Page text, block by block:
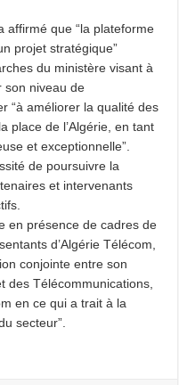
affirmé que “la plateforme
projet stratégique”
du ministère visant à
son niveau de
“à améliorer la qualité des
place de l’Algérie, en tant
et exceptionnelle”.
de poursuivre la
et intervenants
en présence de cadres de
d’Algérie Télécom,
conjointe entre son
des Télécommunications,
en ce qui a trait à la
secteur”.